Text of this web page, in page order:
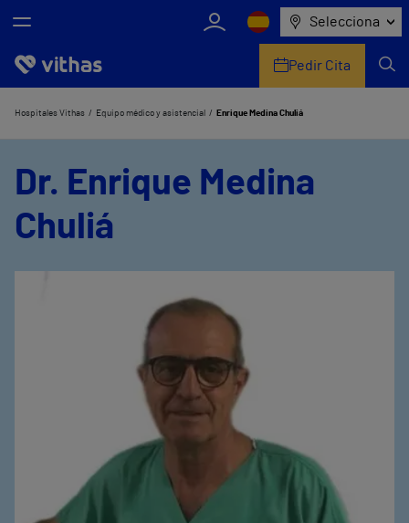
Selecciona
Nosotros
Pedir Cita
Hospitales Vithas Equipo médico y asistencial Enrique Medina Chuliá
Dr. Enrique Medina
Chuliá